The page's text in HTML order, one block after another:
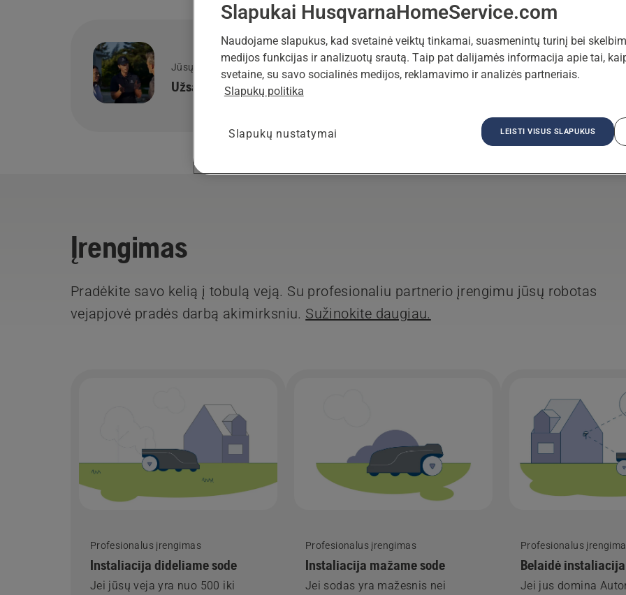
Jūsų kieme
Užsakykite sodo konsultaciją
Jūsų kieme
Užsakykite būklės patikrą
Įrengimas
Pradėkite savo kelią į tobulą veją. Su profesionaliu partnerio įrengimu jūsų robotas
vejapjovė pradės darbą akimirksniu. Sužinokite daugiau.
Profesionalus įrengimas
Instaliacija dideliame sode
Jei jūsų veja yra nuo 500 iki
Profesionalus įrengimas
Instaliacija mažame sode
Jei sodas yra mažesnis nei
Profesionalus
Belaidė instaliacija
Jei jus domina
Slapukai HusqvarnaHomeService.com
Naudojame slapukus, kad svetainė veiktų tinkamai, suasmenintų turinį bei
medijos funkcijas ir analizuotų srautą. Taip pat dalijamės informacija apie tai,
svetaine, su savo socialinės medijos, reklamavimo ir analizės partneriais.
Slapukų politika
Slapukų nustatymai LEISTI VISUS SLAPUKUS